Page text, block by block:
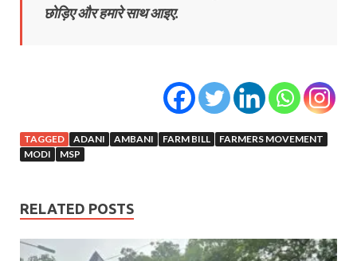
छोड़िए और हमारे साथ आइए.
TAGGED ADANI AMBANI FARM BILL
FARMERS MOVEMENT
MODI
MSP
RELATED POSTS